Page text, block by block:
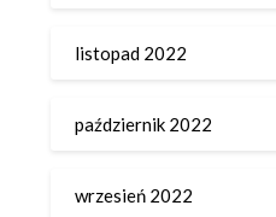
listopad 2022
październik 2022
wrzesień 2022